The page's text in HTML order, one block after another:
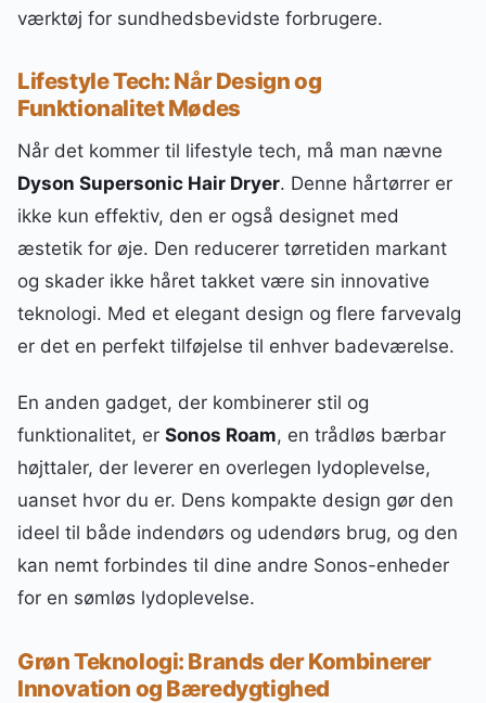
værktøj for sundhedsbevidste forbrugere.
Lifestyle Tech: Når Design og
Funktionalitet Mødes
Når det kommer til lifestyle tech, må man nævne
Dyson Supersonic Hair Dryer. Denne hårtørrer er
ikke kun effektiv, den er også designet med
æstetik for øje. Den reducerer tørretiden markant
og skader ikke håret takket være sin innovative
teknologi. Med et elegant design og flere farvevalg
er det en perfekt tilføjelse til enhver badeværelse.
En anden gadget, der kombinerer stil og
funktionalitet, er Sonos Roam, en trådløs bærbar
højttaler, der leverer en overlegen lydoplevelse,
uanset hvor du er. Dens kompakte design gør den
ideel til både indendørs og udendørs brug, og den
kan nemt forbindes til dine andre Sonos-enheder
for en sømløs lydoplevelse.
Grøn Teknologi: Brands der Kombinerer
Innovation og Bæredygtighed